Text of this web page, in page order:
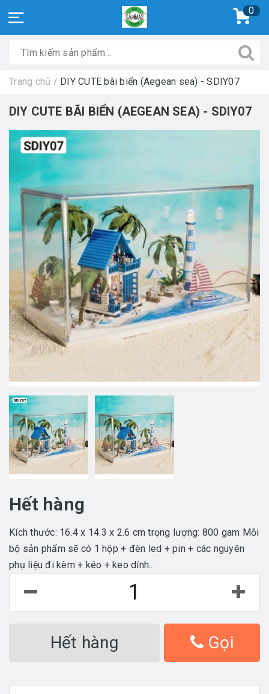
0
Trang chủ / DIY CUTE bãi biển (Aegean sea) - SDIY07
DIY CUTE BÃI BIỂN (AEGEAN SEA) - SDIY07
Hết hàng
Kích thước: 16.4 x 14.3 x 2.6 cm trọng lượng: 800 gam Mỗi
bộ sản phẩm sẽ có 1 hộp + đèn led + pin + các nguyên
phụ liệu đi kèm + kéo + keo dính...
Hết hàng Gọi